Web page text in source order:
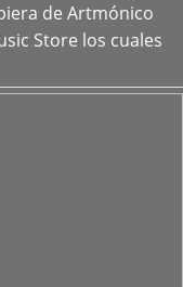
de Artmónico
Store los cuales